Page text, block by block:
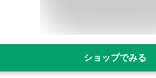
ショップでみる